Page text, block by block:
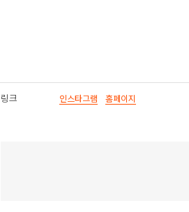
링크 인스타그램 홈페이지